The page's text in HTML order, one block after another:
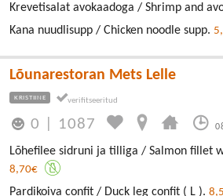
Krevetisalat avokaadoga / Shrimp and
Kana nuudlisupp / Chicken noodle supp.
Lõunarestoran Mets Lelle
KRISTIINE
0 1087
Lõhefilee sidruni ja tilliga / Salmon fillet
8,70€
Pardikoiva confit / Duck leg confit ( L ).